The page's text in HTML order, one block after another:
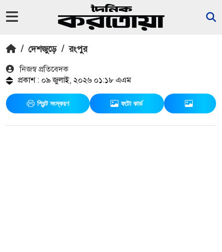
/ দেশজুড়ে / রংপুর
নিজস্ব প্রতিবেদক
প্রকাশ : ০৯ জুলাই, ২০২৬ ০১:১৮ এএম
প্রিন্ট সংস্করণ ফটো কার্ড